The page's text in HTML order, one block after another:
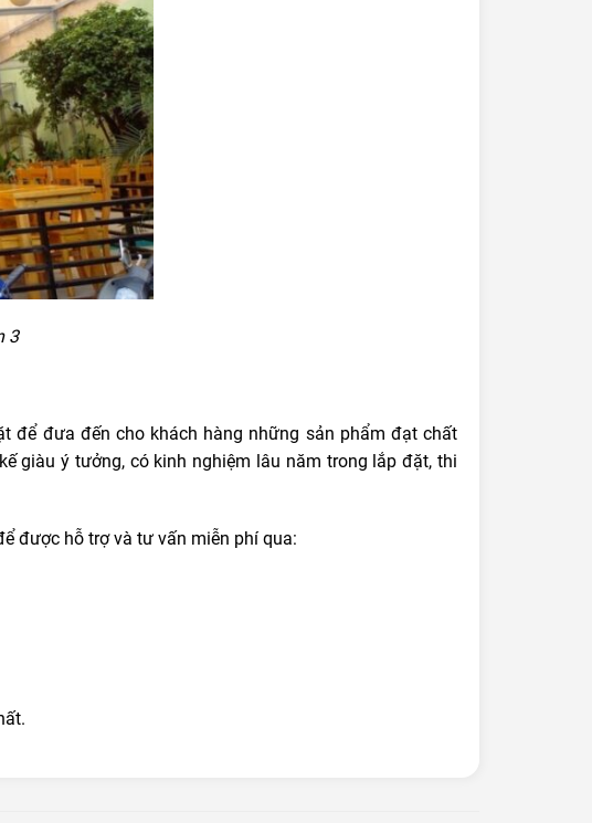
3
để đưa đến cho khách hàng những sản phẩm đạt chất
giàu ý tưởng, có kinh nghiệm lâu năm trong lắp đặt, thi
được hỗ trợ và tư vấn miễn phí qua: